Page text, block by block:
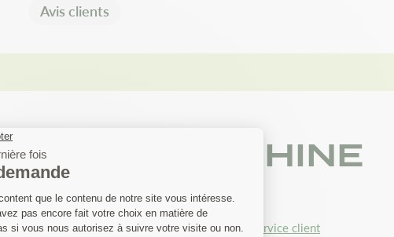
Avis clients
VOTRE MACHINE
ne figure pas dans la liste,Contactez notre service client